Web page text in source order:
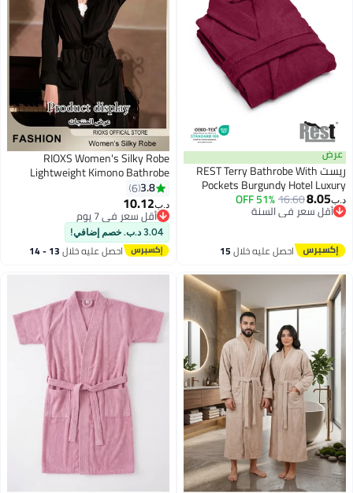
عرض
ريست REST Terry Bathrobe With
Pockets Burgundy Hotel Luxury
Loungewear Cotton Soft and
Absorbent Comfortable After
Men and Women One Size Fits All
45x30x65cm
د.ب‏8.05
16.60
51% OFF
أقل سعر في السنة
أقل سعر في السنة
احصل عليه خلال15
3
RIOXS Women's Silky Robe
Lightweight Kimono Bathrobe
Long Belted Sleepwear Soft
Loungewear With Pockets And
Belts
3.8
6
د.ب‏10.12
أقل سعر في 7 يوم
أقل سعر في 7 يوم
3.04 د.ب. خصم إضافي!
احصل عليه خلال 13 - 14